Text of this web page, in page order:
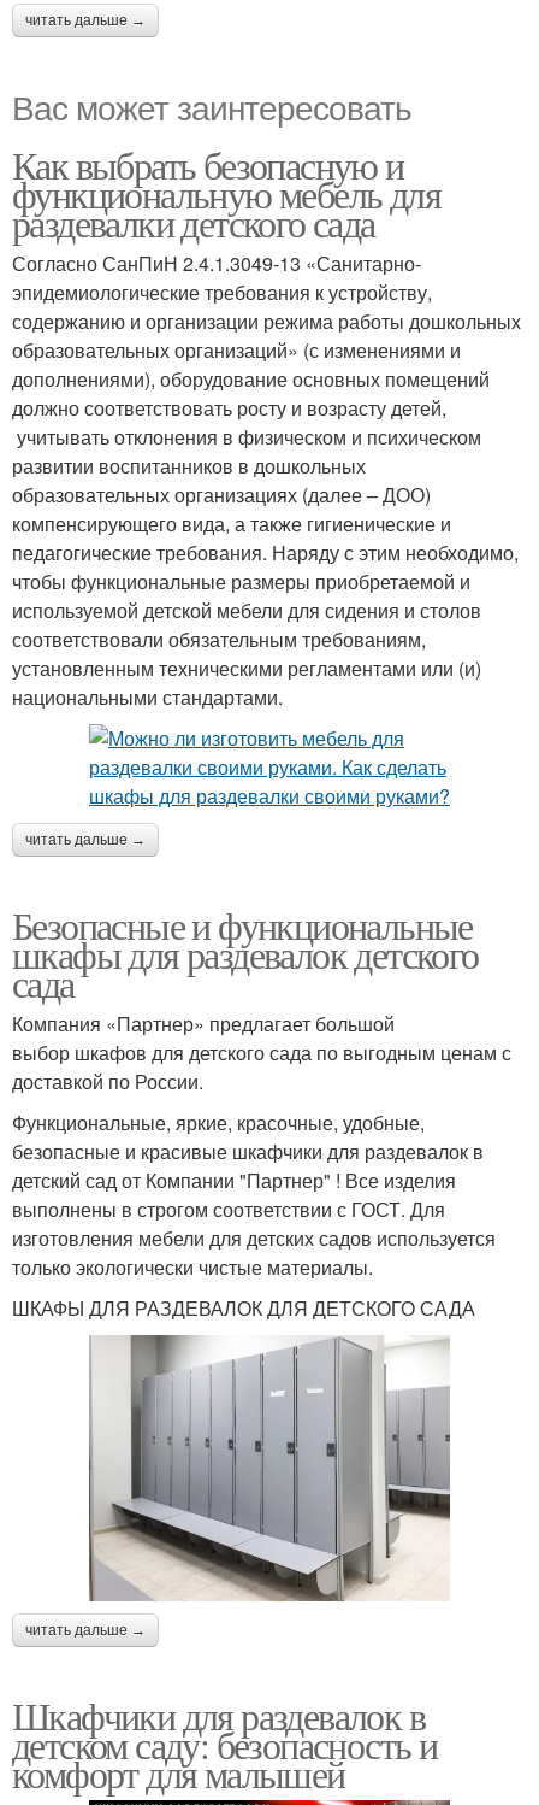
читать дальше →
Вас может заинтересовать
Как выбрать безопасную и
функциональную мебель для
раздевалки детского сада
Согласно СанПиН 2.4.1.3049-13 «Санитарно-
эпидемиологические требования к устройству,
содержанию и организации режима работы дошкольных
образовательных организаций» (с изменениями и
дополнениями), оборудование основных помещений
должно соответствовать росту и возрасту детей,
учитывать отклонения в физическом и психическом
развитии воспитанников в дошкольных
образовательных организациях (далее – ДОО)
компенсирующего вида, а также гигиенические и
педагогические требования. Наряду с этим необходимо,
чтобы функциональные размеры приобретаемой и
используемой детской мебели для сидения и столов
соответствовали обязательным требованиям,
установленным техническими регламентами или (и)
национальными стандартами.
читать дальше →
Безопасные и функциональные
шкафы для раздевалок детского
сада
Компания «Партнер» предлагает большой
выбор шкафов для детского сада по выгодным ценам с
доставкой по России.
Функциональные, яркие, красочные, удобные,
безопасные и красивые шкафчики для раздевалок в
детский сад от Компании "Партнер" ! Все изделия
выполнены в строгом соответствии с ГОСТ. Для
изготовления мебели для детских садов используется
только экологически чистые материалы.
ШКАФЫ ДЛЯ РАЗДЕВАЛОК ДЛЯ ДЕТСКОГО САДА
читать дальше →
Шкафчики для раздевалок в
детском саду: безопасность и
комфорт для малышей